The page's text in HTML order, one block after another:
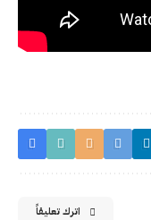
اترك تعليقاً